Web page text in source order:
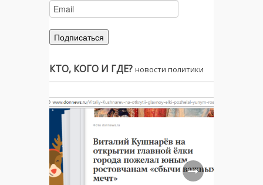
КТО, КОГО И ГДЕ? новости политики